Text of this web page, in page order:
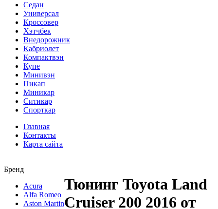
Седан
Универсал
Кроссовер
Хэтчбек
Внедорожник
Кабриолет
Компактвэн
Купе
Минивэн
Пикап
Миникар
Ситикар
Спорткар
Главная
Контакты
Карта сайта
Бренд
Acura
Alfa Romeo
Aston Martin
Тюнинг Toyota Land
Cruiser 200 2016 от